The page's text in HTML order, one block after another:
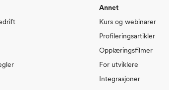
Annet
Kurs og webinarer
Profileringsartikler
Opplæringsfilmer
For utviklere
Integrasjoner